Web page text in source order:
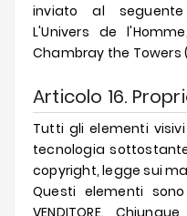
inviato al
L'Univers de
Chambray the Towers
Articolo 16.
Tutti gli elementi
tecnologia
copyright, legge sui
Questi elementi
VENDITORE.